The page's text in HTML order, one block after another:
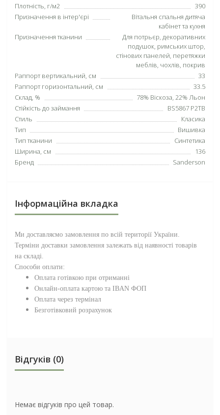
Плотність, г/м2
390
Призначення в інтер'єрі
Вітальня спальня дитяча
кабінет та кухня
Призначення тканини
Для потрьєр, декоративних
подушок, римських штор,
стінових панелей, перетяжки
меблів, чохлів, покрив
Раппорт вертикальний, см
33
Раппорт горизонтальний, см
33.5
Склад, %
78% Віскоза, 22% Льон
Стійкість до займання
BS5867 P2TB
Стиль
Класика
Тип
Вишивка
Тип тканини
Синтетика
Ширина, см
136
Бренд
Sanderson
Інформаційна вкладка
Ми доставляємо замовлення по всій території України.
Терміни доставки замовлення залежать від наявності товарів
на складі.
Способи оплати:
Оплата готівкою при отриманні
Онлайн-оплата картою та IBAN ФОП
Оплата через термінал
Безготівковий розрахунок
Відгуків (0)
Немає відгуків про цей товар.